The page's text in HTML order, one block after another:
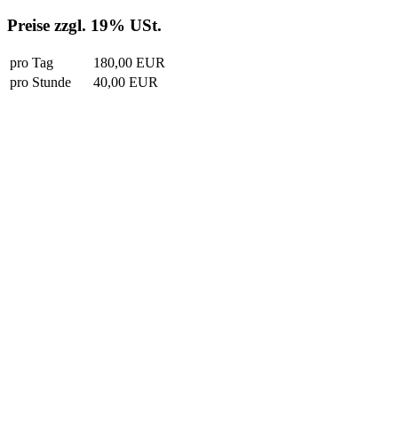
Preise zzgl. 19% USt.
pro Tag
180,00 EUR
pro Stunde
40,00 EUR